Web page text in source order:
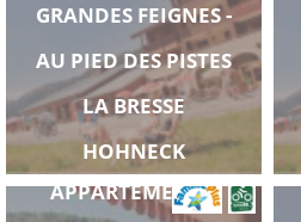
GRANDES FEIGNES -
AU PIED DES PISTES
LA BRESSE
HOHNECK
APPARTEMENT 6